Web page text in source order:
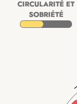
CIRCULARITÉ ET
SOBRIÉTÉ